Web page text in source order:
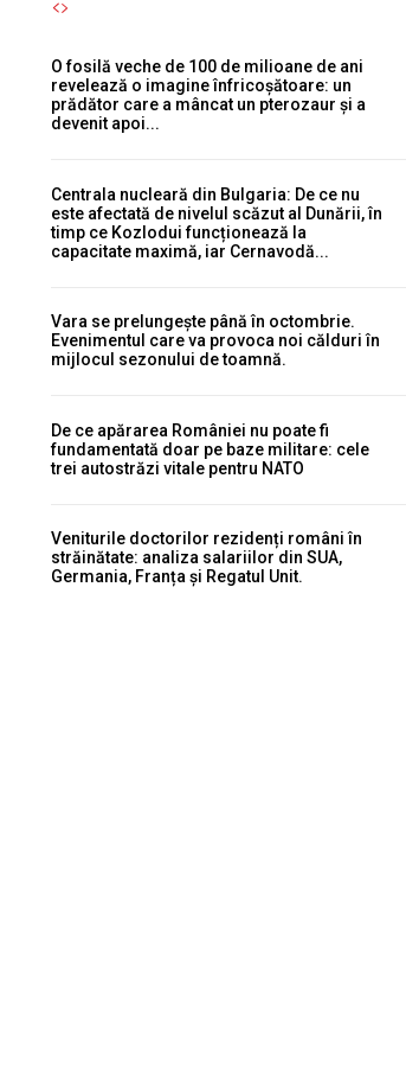
O fosilă veche de 100 de milioane de ani
revelează o imagine înfricoșătoare: un
prădător care a mâncat un pterozaur și a
devenit apoi...
Centrala nucleară din Bulgaria: De ce nu
este afectată de nivelul scăzut al Dunării, în
timp ce Kozlodui funcționează la
capacitate maximă, iar Cernavodă...
Vara se prelungește până în octombrie.
Evenimentul care va provoca noi călduri în
mijlocul sezonului de toamnă.
De ce apărarea României nu poate fi
fundamentată doar pe baze militare: cele
trei autostrăzi vitale pentru NATO
Veniturile doctorilor rezidenți români în
străinătate: analiza salariilor din SUA,
Germania, Franța și Regatul Unit.